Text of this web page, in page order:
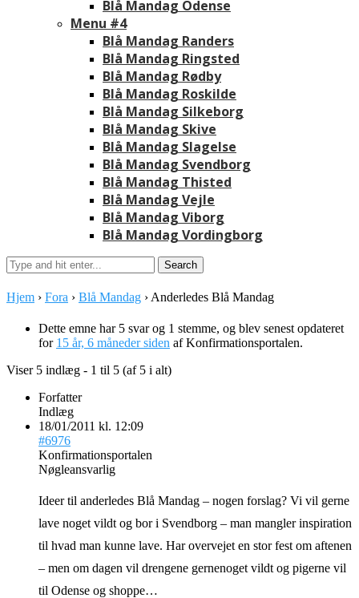
Blå Mandag Odense
Menu #4
Blå Mandag Randers
Blå Mandag Ringsted
Blå Mandag Rødby
Blå Mandag Roskilde
Blå Mandag Silkeborg
Blå Mandag Skive
Blå Mandag Slagelse
Blå Mandag Svendborg
Blå Mandag Thisted
Blå Mandag Vejle
Blå Mandag Viborg
Blå Mandag Vordingborg
Hjem › Fora › Blå Mandag › Anderledes Blå Mandag
Dette emne har 5 svar og 1 stemme, og blev senest opdateret
for 15 år, 6 måneder siden afKonfirmationsportalen.
Viser 5 indlæg - 1 til 5 (af 5 i alt)
Forfatter
Indlæg
18/01/2011 kl. 12:09
#6976
Konfirmationsportalen
Nøgleansvarlig
Ideer til anderledes Blå Mandag – nogen forslag? Vi vil gerne
lave noget vildt og bor i Svendborg – man mangler inspiration
til hvad man kunne lave. Har overvejet en stor fest om aftenen
– men om dagen vil drengene gernenoget vildt og pigerne vil
til Odense og shoppe…